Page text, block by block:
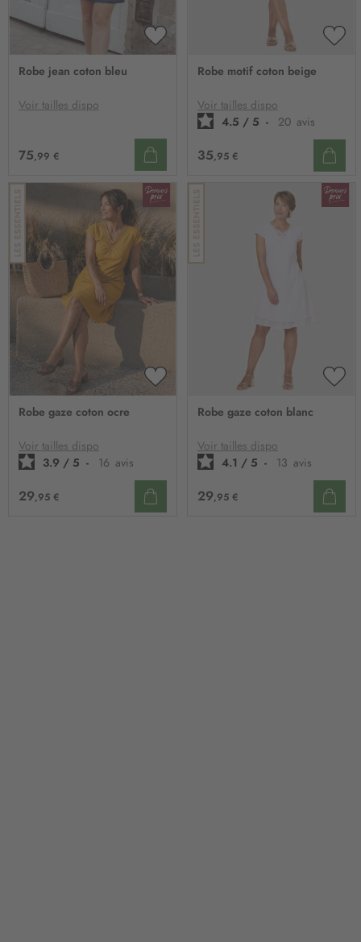
AJOUTER
D’ENVIE
Robe jean coton bleu
Voir tailles dispo
75,99 €
Robe motif coton beige
Voir tailles dispo
4.5 / 5 - 20 avis
35,95 €
AJOUTER
D’ENVIE
Robe gaze coton ocre
Voir tailles dispo
3.9 / 5 - 16 avis
29,95 €
Robe gaze coton blanc
Voir tailles dispo
4.1 / 5 - 13 avis
29,95 €